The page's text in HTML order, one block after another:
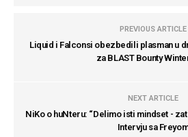
PREVIOUS ARTICLE
Liquid i Falconsi obezbedili plasman u
za BLAST Bounty
NEXT ARTICLE
NiKo o huNteru: “Delimo isti mindset -
Intervju sa